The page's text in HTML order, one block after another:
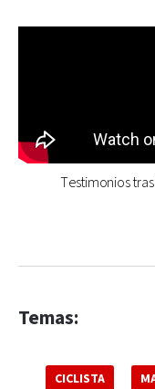
Testimonios
Temas:
CICLISTA